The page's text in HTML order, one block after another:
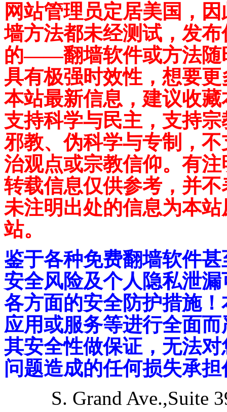
网站管理员定居美国，
墙方法都未经测试，发
的——翻墙软件或方法随
具有极强时效性，想要
本站最新信息，建议收藏
支持科学与民主，支持
邪教、伪科学与专制，
治观点或宗教信仰。有
转载信息仅供参考，并
未注明出处的信息为本
站。
鉴于各种免费翻墙软件
安全风险及个人隐私泄
各方面的安全防护措施
应用或服务等进行全面
其安全性做保证，无法
问题造成的任何损失承
S. Grand Ave.,Suite